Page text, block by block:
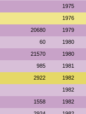
1975
1976
20680 1979
60 1980
21570 1980
985 1981
2922 1982
1982
1558 1982